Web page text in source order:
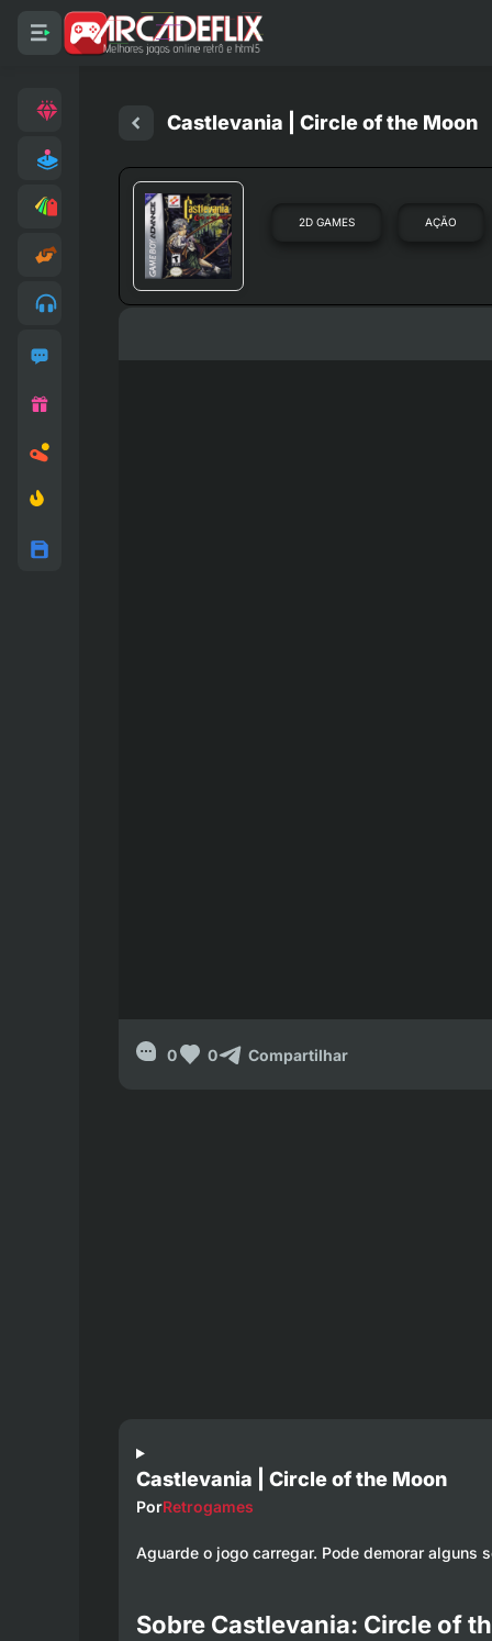
Castlevania | Circle of the Moon
2D GAMES AÇÃO
0 0 Compartilhar
Castlevania | Circle of the Moon
PorRetrogames
Aguarde o jogo carregar. Pode demorar alguns
Sobre Castlevania: Circle of